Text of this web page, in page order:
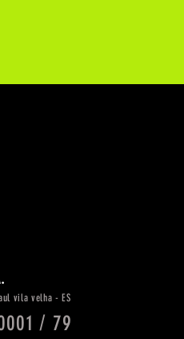
vila velha - ES
/ 79